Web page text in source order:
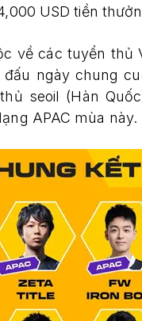
USD tiền
về các tuyển thủ
ngày chung
seoil (Hàn
APAC mùa này.